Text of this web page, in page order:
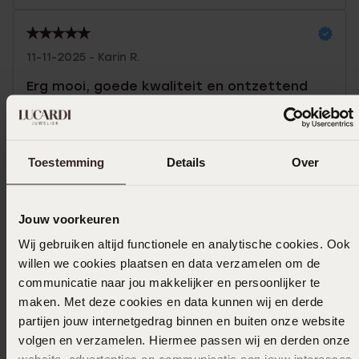
Toestemming Details Over
Jouw voorkeuren
Wij gebruiken altijd functionele en analytische cookies. Ook
willen we cookies plaatsen en data verzamelen om de
communicatie naar jou makkelijker en persoonlijker te
maken. Met deze cookies en data kunnen wij en derde
partijen jouw internetgedrag binnen en buiten onze website
volgen en verzamelen. Hiermee passen wij en derden onze
11-11-2025 - Karin R.
Erg mooi, goede kwaliteit en ontzettend
Selecteer maat & bestel
Ook leuk voor jou